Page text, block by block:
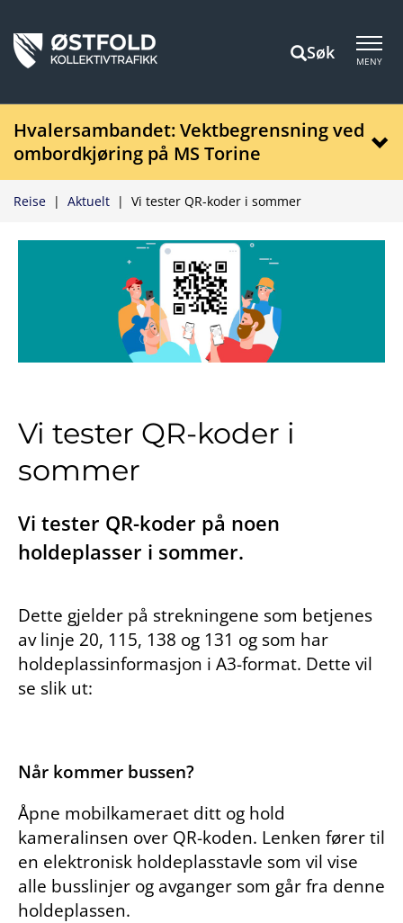
Søk MENY
Hvalersambandet: Vektbegrensning ved
ombordkjøring på MS Torine
Vi tester QR-koder i sommer
|
Aktuelt
|
Reise
Vi tester QR-koder i
sommer
Vi tester QR-koder på noen
holdeplasser i sommer.
Dette gjelder på strekningene som betjenes
av linje 20, 115, 138 og 131 og som har
holdeplassinformasjon i A3-format. Dette vil
se slik ut:
Når kommer bussen?
Åpne mobilkameraet ditt og hold
kameralinsen over QR-koden. Lenken fører til
en elektronisk holdeplasstavle som vil vise
alle busslinjer og avganger som går fra denne
holdeplassen.